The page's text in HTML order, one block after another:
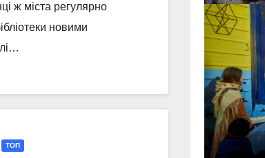
ж міста регулярно
новими
ТОП